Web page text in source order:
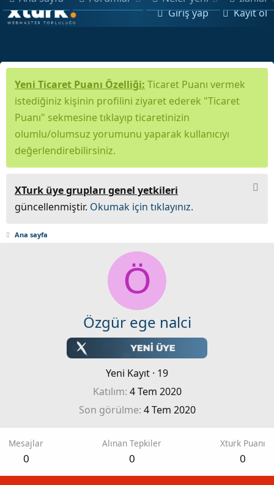
Giriş yap Kayıt ol
Yeni Ticaret Puanı Özelliği: Ticaret Puanı vermek
istediğiniz kişinin profilini ziyaret ederek "Ticaret
Puanı" sekmesine tıklayıp ticaretinizin
olumlu/olumsuz yorumunu yaparak kullanıcıyı
değerlendirebilirsiniz.
XTurk üye grupları genel yetkileri
güncellenmiştir. Okumak için tıklayınız.
Ana sayfa
Ö
Özgür ege nalci
Yeni Kayıt · 19
Katılım 4 Tem 2020
Son görülme 4 Tem 2020
Mesajlar
0
Alınan Tepkiler
0
Xturk Puanı
0